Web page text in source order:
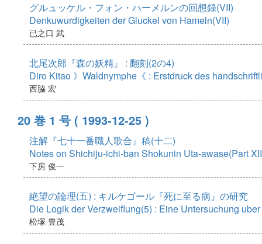
グルュッケル・フォン・ハーメルンの回想録(VII)
Denkuwurdigkeiten der Gluckel von Hameln(VII)
已之口 武
北尾次郎『森の妖精』 : 翻刻(2の4)
Diro Kitao 》Waldnymphe《 : Erstdruck des
西脇 宏
20 巻 1 号 ( 1993-12-25 )
注解『七十一番職人歌合』稿(十二)
Notes on Shichiju-ichi-ban Shokunin Uta-awase(Part
下房 俊一
絶望の論理(五) : キルケゴール『死に至る病』の研究
Die Logik der Verzweiflung(5) : Eine Untersuchung uber
松塚 豊茂